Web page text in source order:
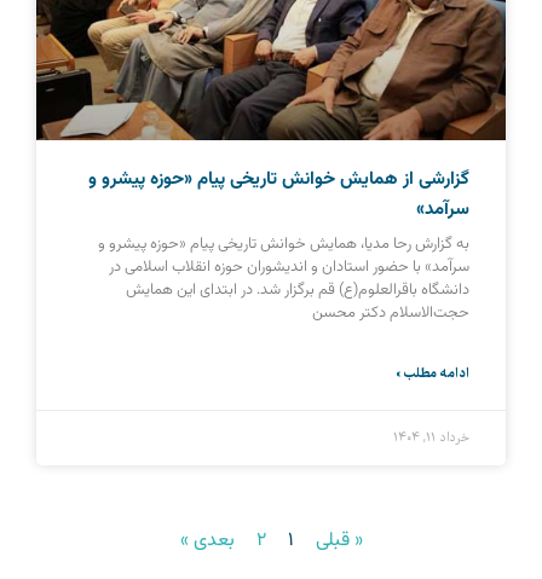
گزارشی از همایش خوانش تاریخی پیام «حوزه پیشرو و
سرآمد»
به گزارش رحا مدیا، همایش خوانش تاریخی پیام «حوزه پیشرو و
سرآمد» با حضور استادان و اندیشوران حوزه انقلاب اسلامی در
دانشگاه باقرالعلوم(ع) قم برگزار شد. در ابتدای این همایش
حجت‌الاسلام دکتر محسن
ادامه مطلب »
خرداد ۱۱, ۱۴۰۴
« قبلی 1
2 بعدی »